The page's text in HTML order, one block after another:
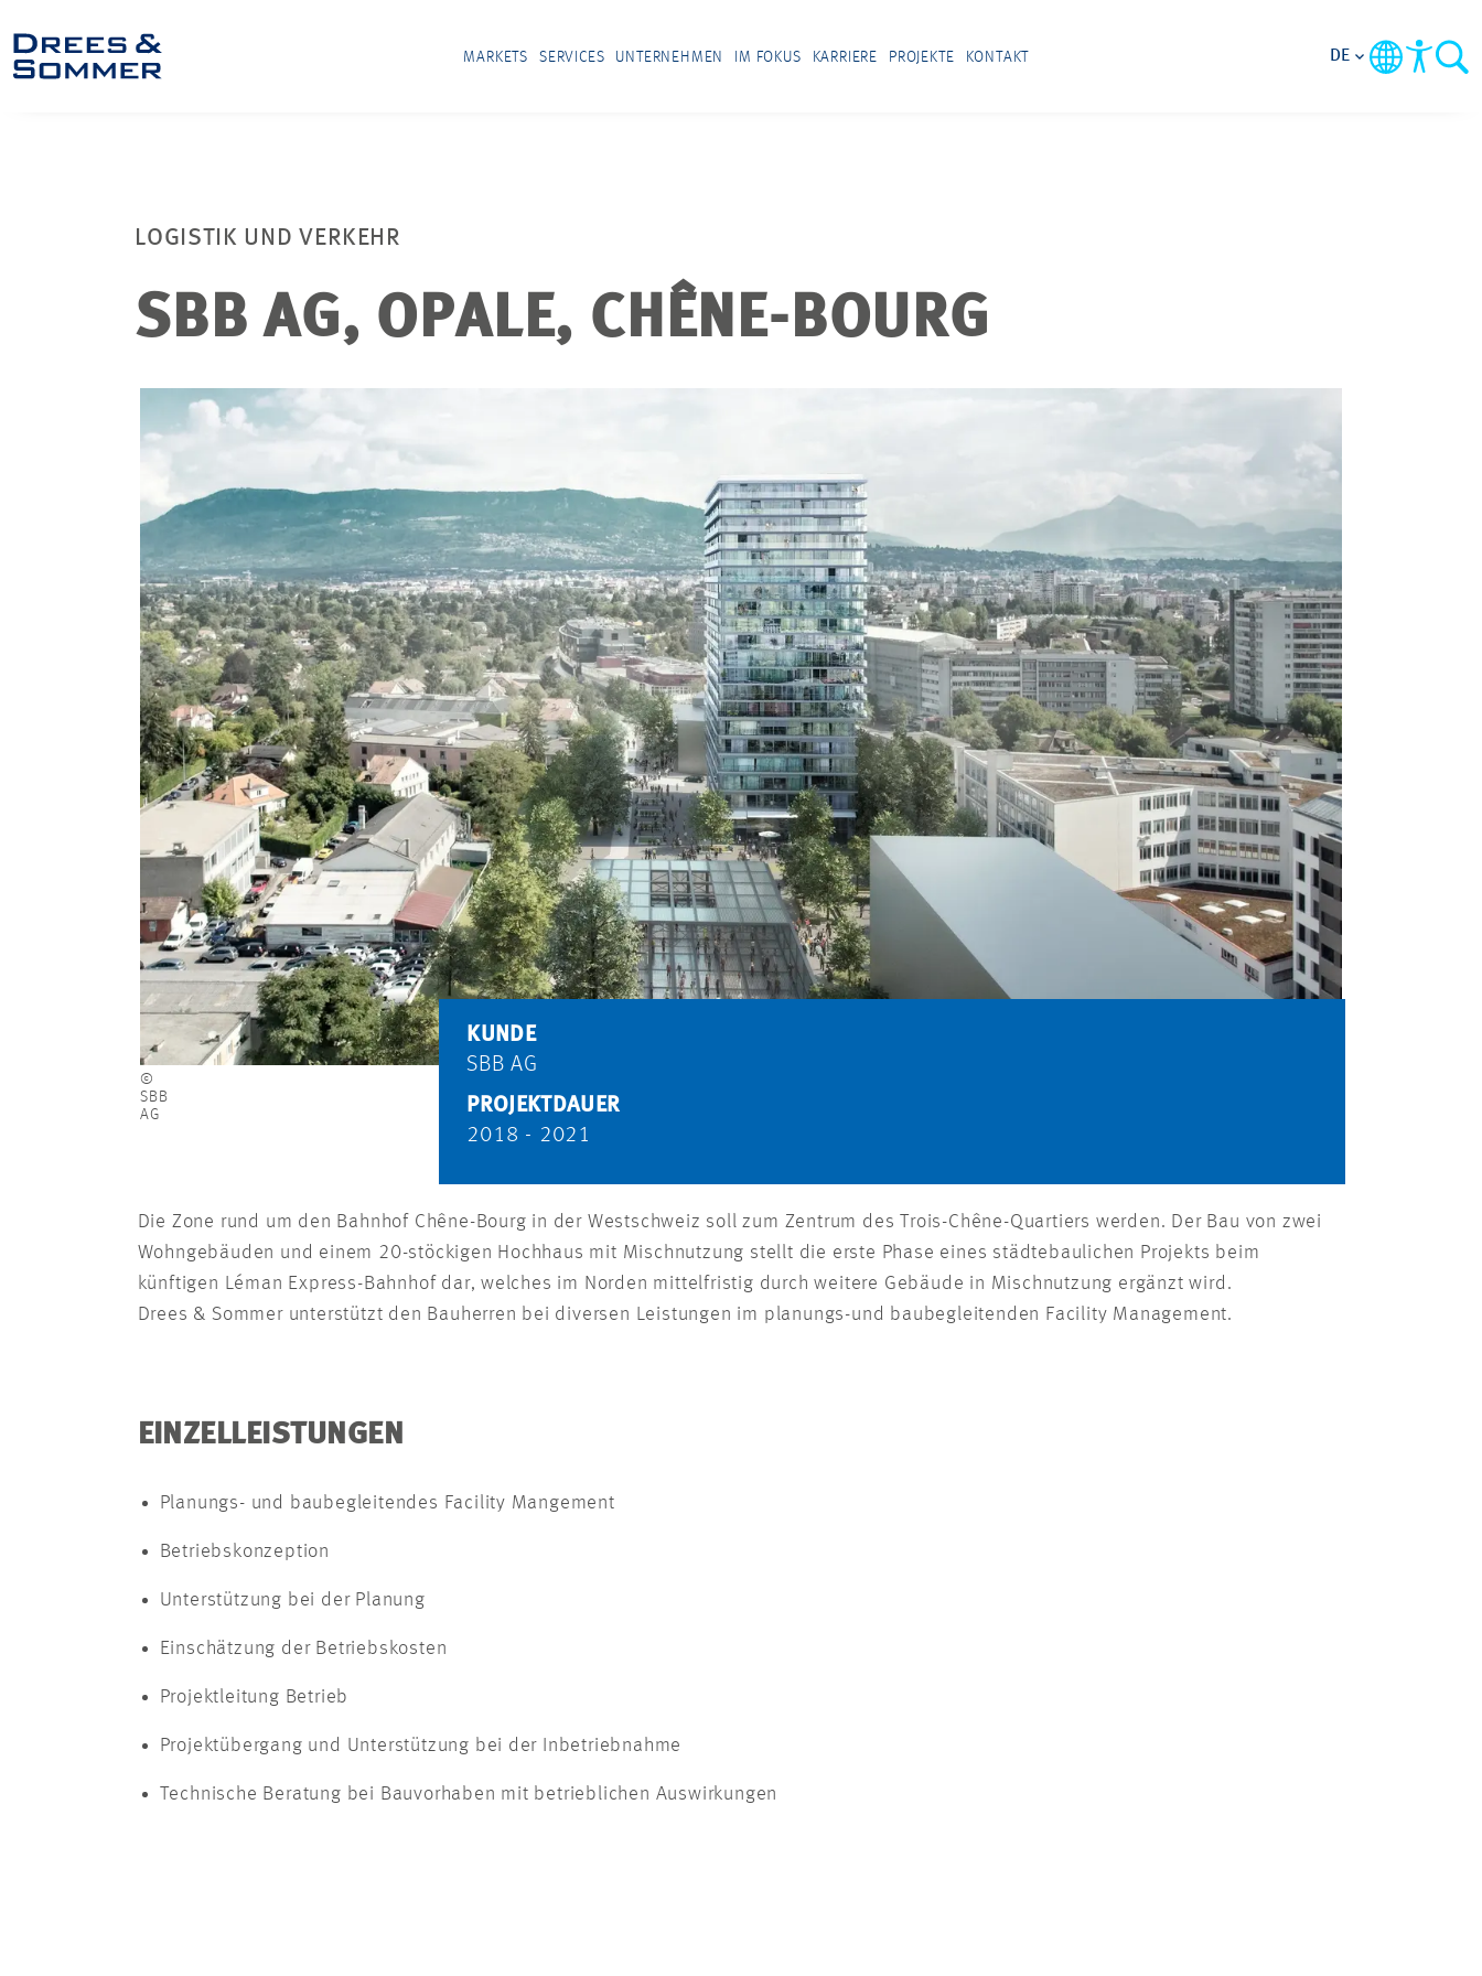
MARKETS SERVICES UNTERNEHMEN IM FOKUS KARRIERE PROJEKTE KONTAKT DE
LOGISTIK UND VERKEHR
SBB AG, OPALE, CHÊNE-BOURG
©
SBB
AG
KUNDE
SBB AG
PROJEKTDAUER
2018 - 2021
Die Zone rund um den Bahnhof Chêne-Bourg in der Westschweiz soll zum Zentrum des Trois-Chêne-Quartiers werden. Der Bau von zwei
Wohn­gebäuden und einem 20-stöckigen Hochhaus mit Mischnutzung stellt die erste Phase eines städtebaulichen Projekts beim
­künftigen Léman Express-Bahnhof dar, welches im Norden mittelfristig durch weitere Gebäude in Mischnutzung ergänzt wird.
Drees & Sommer unterstützt den Bauherren bei diversen Leistungen im planungs-und baubegleitenden Facility Management.
EINZELLEISTUNGEN
Planungs- und baubegleitendes Facility Mangement
Betriebskonzeption
Unterstützung bei der Planung
Einschätzung der Betriebskosten
Projektleitung Betrieb
Projektübergang und Unterstützung bei der Inbetriebnahme
Technische Beratung bei Bauvorhaben mit betrieblichen Auswirkungen